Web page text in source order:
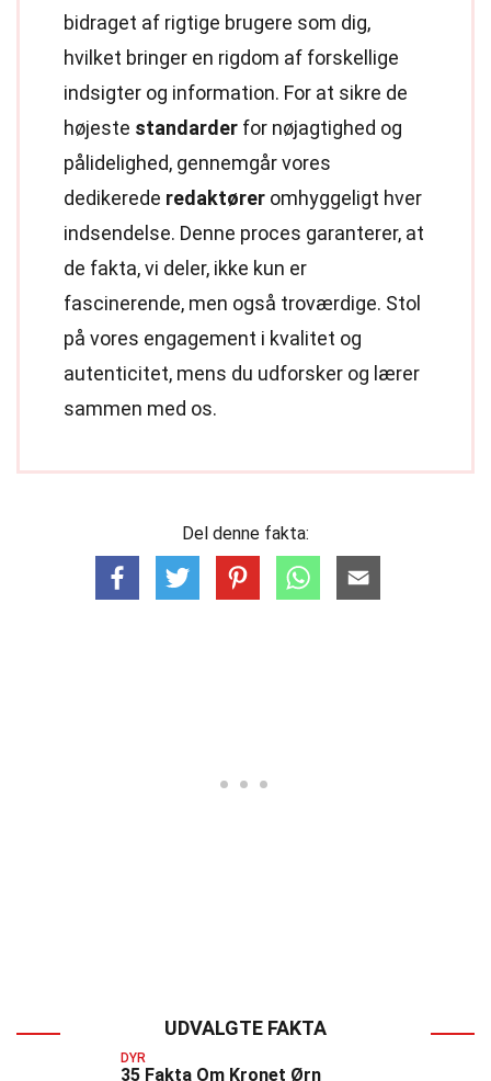
bidraget af rigtige brugere som dig,
hvilket bringer en rigdom af forskellige
indsigter og information. For at sikre de
højeste standarder for nøjagtighed og
pålidelighed, gennemgår vores
dedikerede redaktører omhyggeligt hver
indsendelse. Denne proces garanterer, at
de fakta, vi deler, ikke kun er
fascinerende, men også troværdige. Stol
på vores engagement i kvalitet og
autenticitet, mens du udforsker og lærer
sammen med os.
Del denne fakta:
UDVALGTE FAKTA
DYR
35 Fakta Om Kronet Ørn